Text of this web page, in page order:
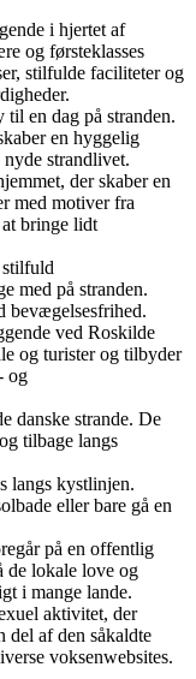
i hjertet af
og førsteklasses
stilfulde faciliteter og
en dag på stranden.
en hyggelig
strandlivet.
der skaber en
med motiver fra
bringe lidt
stilfuld
med på stranden.
bevægelsesfrihed.
ved Roskilde
og turister og tilbyder
og
danske strande. De
tilbage langs
langs kystlinjen.
eller bare gå en
på en offentlig
de lokale love og
i mange lande.
aktivitet, der
del af den såkaldte
voksenwebsites.